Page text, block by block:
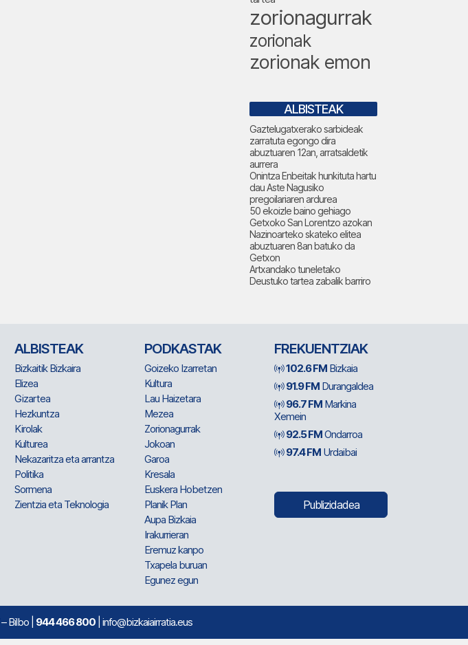
zorionagurrak
zorionak
zorionak emon
ALBISTEAK
Gaztelugatxerako sarbideak
zarratuta egongo dira
abuztuaren 12an, arratsaldetik
aurrera
Onintza Enbeitak hunkituta hartu
dau Aste Nagusiko
pregoilariaren ardurea
50 ekoizle baino gehiago
Getxoko San Lorentzo azokan
Nazinoarteko skateko elitea
abuztuaren 8an batuko da
Getxon
Artxandako tuneletako
Deustuko tartea zabalik barriro
ALBISTEAK
Bizkaitik Bizkaira
Elizea
Gizartea
Hezkuntza
Kirolak
Kulturea
Nekazaritza eta arrantza
Politika
Sormena
Zientzia eta Teknologia
PODKASTAK
Goizeko Izarretan
Kultura
Lau Haizetara
Mezea
Zorionagurrak
Jokoan
Garoa
Kresala
Euskera Hobetzen
Planik Plan
Aupa Bizkaia
Irakurrieran
Eremuz kanpo
Txapela buruan
Egunez egun
FREKUENTZIAK
102.6 FM Bizkaia
91.9 FM Durangaldea
96.7 FM Markina
Xemein
92.5 FMOndarroa
97.4 FM Urdaibai
Publizidadea
Bilbo | 944 466 800 | info@bizkaiairratia.eus